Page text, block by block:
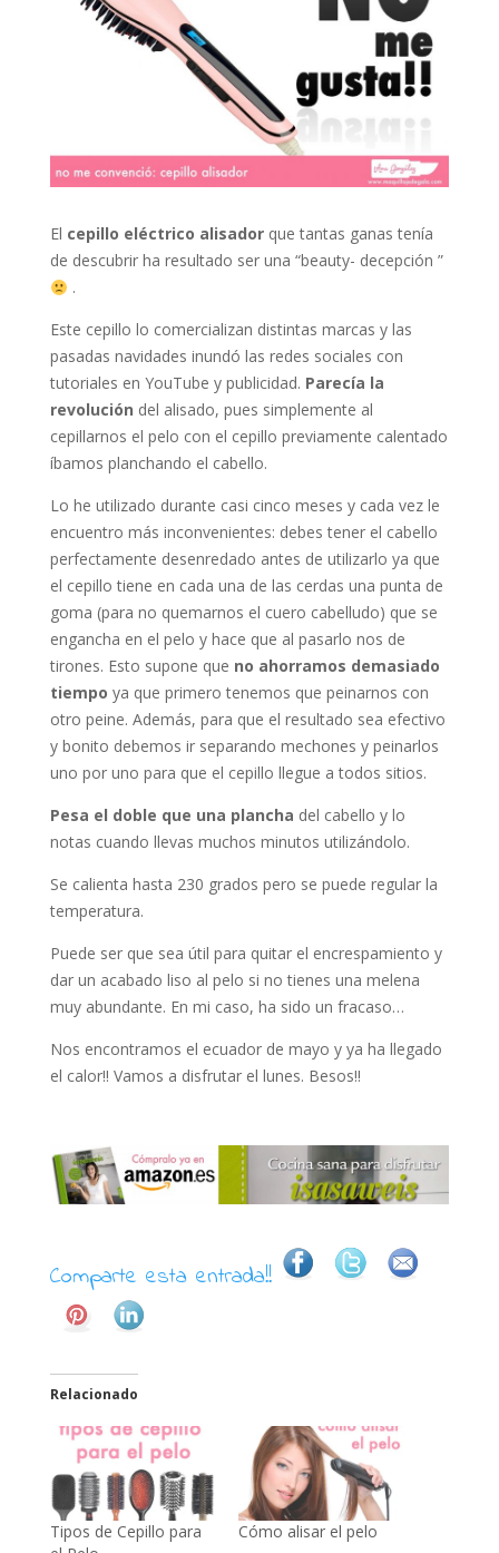
El cepillo eléctrico alisadorque tantas ganas tenía
de descubrir ha resultado ser una “beauty- decepción ”
.
Este cepillo lo comercializan distintas marcas y las
pasadas navidades inundó las redes sociales con
tutoriales en YouTube y publicidad. Parecía la
revolución del alisado, pues simplemente al
cepillarnos el pelo con el cepillo previamente calentado
íbamos planchando el cabello.
Lo he utilizado durante casi cinco meses y cada vez le
encuentro más inconvenientes: debes tener el cabello
perfectamente desenredado antes de utilizarlo ya que
el cepillo tiene en cada una de las cerdas una punta de
goma (para no quemarnos el cuero cabelludo) que se
engancha en el pelo y hace que al pasarlo nos de
tirones. Esto supone que no ahorramos demasiado
tiempo ya que primero tenemos que peinarnos con
otro peine. Además, para que el resultado sea efectivo
y bonito debemos ir separando mechones y peinarlos
uno por uno para que el cepillo llegue a todos sitios.
Pesa el doble que una plancha del cabello y lo
notas cuando llevas muchos minutos utilizándolo.
Se calienta hasta 230 grados pero se puede regular la
temperatura.
Puede ser que sea útil para quitar el encrespamiento y
dar un acabado liso al pelo si no tienes una melena
muy abundante. En mi caso, ha sido un fracaso…
Nos encontramos el ecuador de mayo y ya ha llegado
el calor!! Vamos a disfrutar el lunes. Besos!!
Comparte esta entrada!!
Relacionado
Tipos de Cepillo para
Cómo alisar el pelo